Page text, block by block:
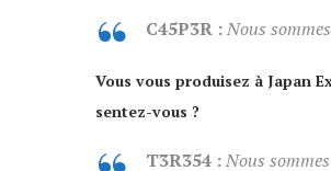
C45P3R :Nous
Vous vous produisez à Japan
sentez-vous ?
T3R354 :Nous